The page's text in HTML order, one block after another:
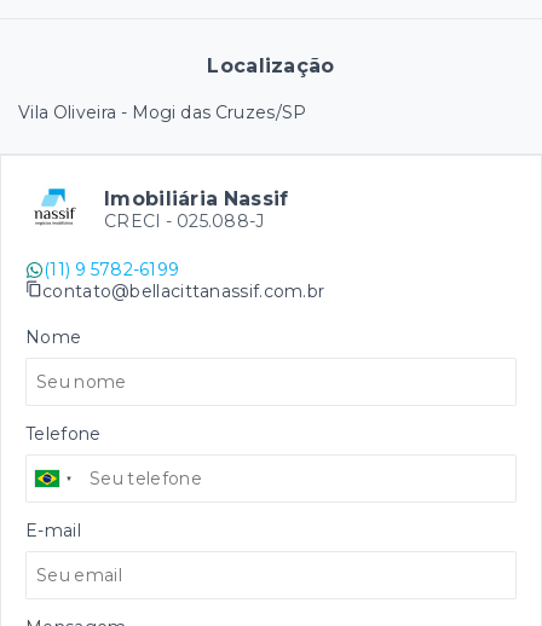
Localização
Vila Oliveira - Mogi das Cruzes/SP
Imobiliária Nassif
CRECI - 025.088-J
(11) 9 5782-6199
contato@bellacittanassif.com.br
Nome
Telefone
E-mail